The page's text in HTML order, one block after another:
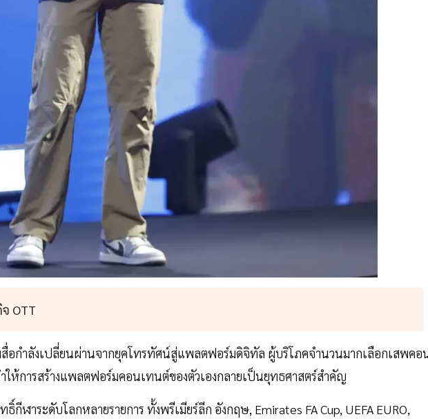
OTT
สื่อกำลังเปลี่ยนผ่านจากยุคโทรทัศน์สู่แพลตฟอร์มดิจิทัล ผู้บริโภคจำนวนมากเลือกเสพคอ
ห้การสร้างแพลตฟอร์มคอนเทนต์ของตัวเองกลายเป็นยุทธศาสตร์สำคัญ
ฬาระดับโลกหลายรายการ ทั้งพรีเมียร์ลีก อังกฤษ, Emirates FA Cup, UEFA EURO,